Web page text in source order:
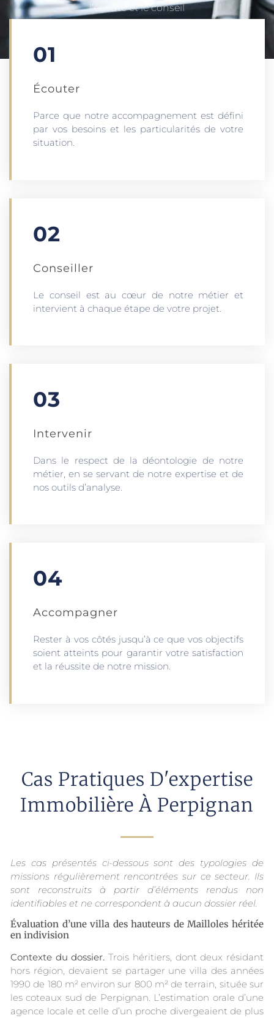
l’écoute et le conseil
01
Écouter​
Parce que notre accompagnement est défini
par vos besoins et les particularités de votre
situation.
02
Conseiller
Le conseil est au cœur de notre métier et
intervient à chaque étape de votre projet.
03
Intervenir
Dans le respect de la déontologie de notre
métier, en se servant de notre expertise et de
nos outils d’analyse.
04
Accompagner
Rester à vos côtés jusqu’à ce que vos objectifs
soient atteints pour garantir votre satisfaction
et la réussite de notre mission.
Cas Pratiques D'expertise
Immobilière À Perpignan
Les cas présentés ci-dessous sont des typologies de
missions régulièrement rencontrées sur ce secteur. Ils
sont reconstruits à partir d’éléments rendus non
identifiables et ne correspondent à aucun dossier réel.
Évaluation d’une villa des hauteurs de Mailloles héritée
en indivision
Contexte du dossier. Trois héritiers, dont deux résidant
hors région, devaient se partager une villa des années
1990 de 180 m² environ sur 800 m² de terrain, située sur
les coteaux sud de Perpignan. L’estimation orale d’une
agence locale et celle d’un proche divergeaient de plus